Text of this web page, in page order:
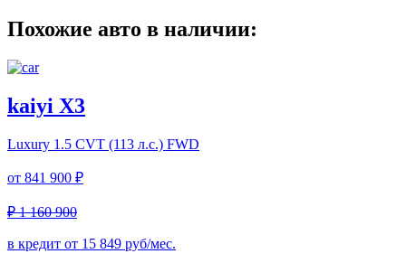
Похожие авто в наличии:
kaiyi X3
Luxury 1.5 CVT (113 л.с.) FWD
от 841 900 ₽
₽ 1 160 900
в кредит от 15 849 руб/мес.